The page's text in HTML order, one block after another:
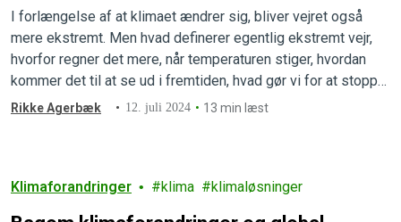
I forlængelse af at klimaet ændrer sig, bliver vejret også
mere ekstremt. Men hvad definerer egentlig ekstremt vejr,
hvorfor regner det mere, når temperaturen stiger, hvordan
kommer det til at se ud i fremtiden, hvad gør vi for at stoppe
udviklingen, og hvem skal betale for de mange skader?
Rikke Agerbæk 12. juli 2024 13 min læst
Klimaforandringer klima klimaløsninger